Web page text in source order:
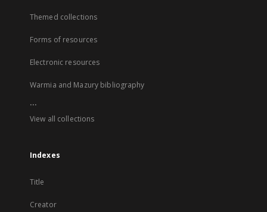
Themed collections
Forms of resources
Electronic resources
Warmia and Mazury bibliography
...
View all collections
Indexes
Title
Creator